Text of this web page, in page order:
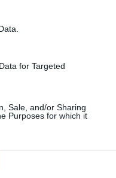
for Targeted
Sale, and/or Sharing
Purposes for which it